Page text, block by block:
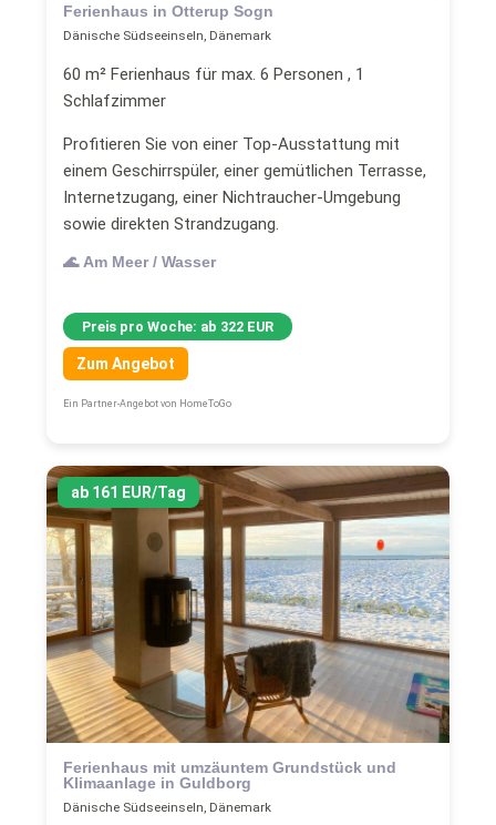
Ferienhaus in Otterup Sogn
Dänische Südseeinseln, Dänemark
60 m² Ferienhaus für max. 6 Personen , 1
Schlafzimmer
Profitieren Sie von einer Top-Ausstattung mit
einem Geschirrspüler, einer gemütlichen Terrasse,
Internetzugang, einer Nichtraucher-Umgebung
sowie direkten Strandzugang.
🌊 Am Meer / Wasser
Preis pro Woche: ab 322 EUR
Zum Angebot
Ein Partner-Angebot von HomeToGo
ab 161 EUR/Tag
Ferienhaus mit umzäuntem Grundstück und
Klimaanlage in Guldborg
Dänische Südseeinseln, Dänemark